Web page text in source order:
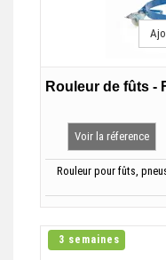
Rouleur de fûts -
Voir la réference
Rouleur pour fûts,
3 semaines